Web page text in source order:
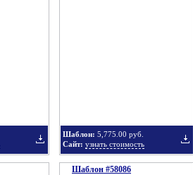
Шаблон: 5,775.00 руб.
Сайт: узнать стоимость
Шаблон #58086